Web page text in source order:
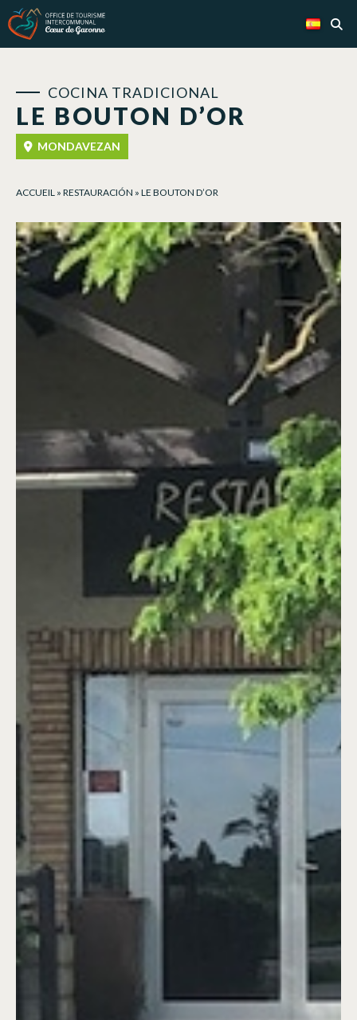
LE BOUTON D’OR
COCINA TRADICIONAL
MONDAVEZAN
ACCUEIL » RESTAURACIÓN » LE BOUTON D’OR
Panel de gestión de cookies